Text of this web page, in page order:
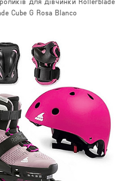
Cube G Rosa Blanco